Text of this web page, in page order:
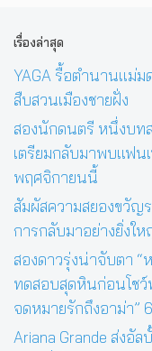
เรื่องล่าสุด
YAGA รื้อตำนานแม่ม
สืบสวนเมืองชายฝั่ง
สองนักดนตรี หนึ่งบท
เตรียมกลับมาพบแฟน
พฤศจิกายนนี้
สัมผัสความสยองขวัญ
การกลับมาอย่างยิ่งให
สองดาวรุ่งน่าจับตา “
ทดสอบสุดหินก่อนโชว์
จดหมายรักถึงอาม่า”
Ariana Grande ส่งอั